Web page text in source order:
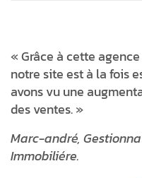
« Grâce à cette
notre site est à la fois
avons vu une
des ventes. »
Marc-andré,
Immobiliére.